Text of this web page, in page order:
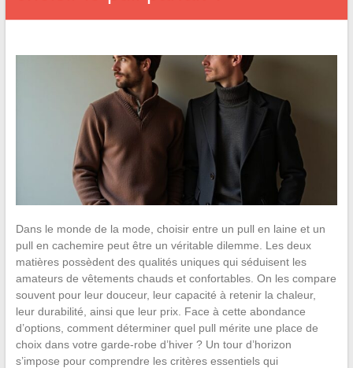
Dans le monde de la mode, choisir entre un pull en laine et un
pull en cachemire peut être un véritable dilemme. Les deux
matières possèdent des qualités uniques qui séduisent les
amateurs de vêtements chauds et confortables. On les compare
souvent pour leur douceur, leur capacité à retenir la chaleur,
leur durabilité, ainsi que leur prix. Face à cette abondance
d’options, comment déterminer quel pull mérite une place de
choix dans votre garde-robe d’hiver ? Un tour d’horizon
s’impose pour comprendre les critères essentiels qui